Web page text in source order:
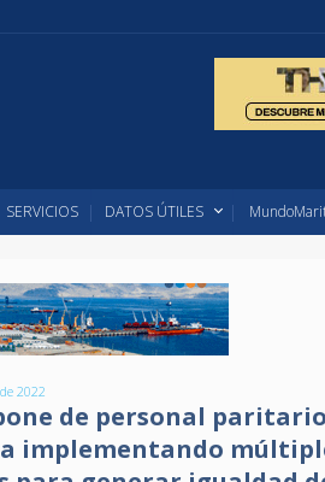
SERVICIOS DATOS ÚTILES
2022
de personal
implementando